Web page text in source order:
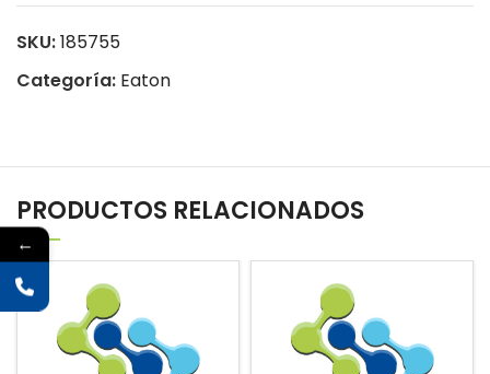
SKU:185755
Categoría: Eaton
PRODUCTOS RELACIONADOS
←